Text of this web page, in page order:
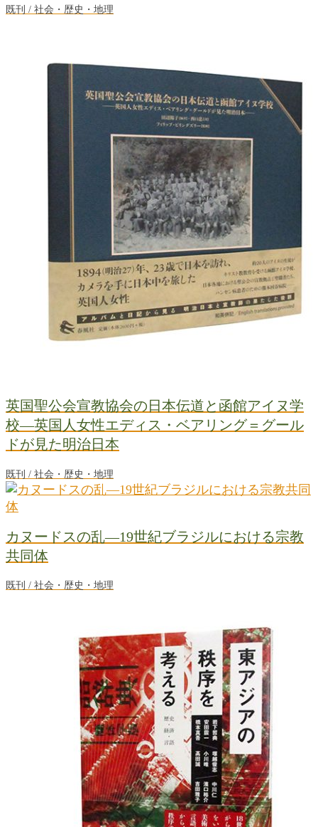
既刊 / 社会・歴史・地理
英国聖公会宣教協会の日本伝道と函館アイヌ学
校―英国人女性エディス・ベアリング＝グール
ドが見た明治日本
既刊 / 社会・歴史・地理
カヌードスの乱―19世紀ブラジルにおける宗教
共同体
既刊 / 社会・歴史・地理